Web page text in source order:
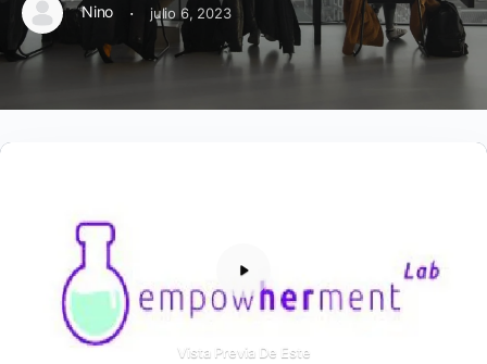
Nino · julio 6, 2023
Vista Previa De Este